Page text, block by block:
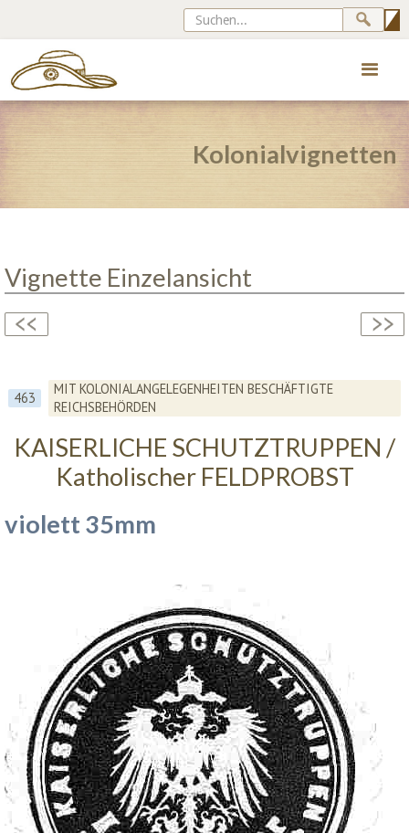
Kolonialvignetten
Vignette Einzelansicht
463
MIT KOLONIALANGELEGENHEITEN BESCHÄFTIGTE
REICHSBEHÖRDEN
KAISERLICHE SCHUTZTRUPPEN /
Katholischer FELDPROBST
violett 35mm